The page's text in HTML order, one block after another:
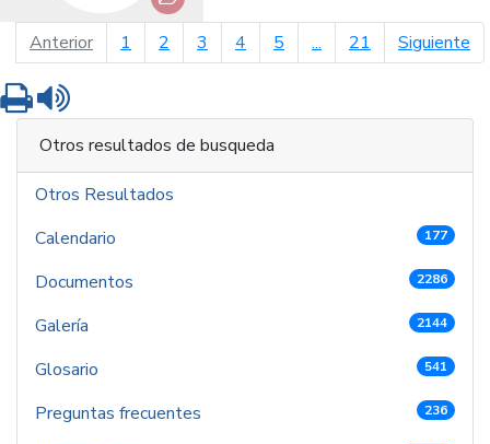
Anteriorpágina anterior
1 2 3 4 5 ... 21 Siguiente
Imprimir
Otros resultados de busqueda
Otros Resultados
Calendario
177
Documentos 2286
Galería 2144
Glosario 541
Preguntas frecuentes 236